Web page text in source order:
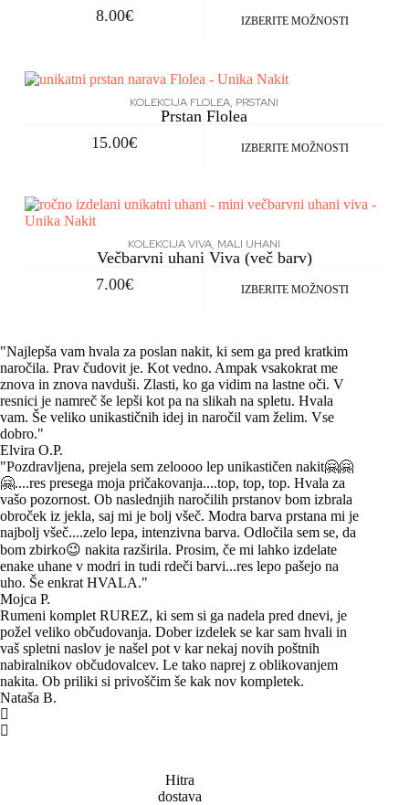
8.00€ IZBERITE MOŽNOSTI
KOLEKCIJA FLOLEA, PRSTANI
Prstan Flolea
15.00€ IZBERITE MOŽNOSTI
KOLEKCIJA VIVA, MALI UHANI
Večbarvni uhani Viva (več barv)
7.00€ IZBERITE MOŽNOSTI
"Najlepša vam hvala za poslan nakit, ki sem ga pred kratkim
naročila. Prav čudovit je. Kot vedno. Ampak vsakokrat me
znova in znova navduši. Zlasti, ko ga vidim na lastne oči. V
resnici je namreč še lepši kot pa na slikah na spletu. Hvala
vam. Še veliko unikastičnih idej in naročil vam želim. Vse
dobro."
Elvira O.P.
"Pozdravljena, prejela sem zeloooo lep unikastičen nakit🤗🤗
🤗....res presega moja pričakovanja....top, top, top. Hvala za
vašo pozornost. Ob naslednjih naročilih prstanov bom izbrala
obroček iz jekla, saj mi je bolj všeč. Modra barva prstana mi je
najbolj všeč....zelo lepa, intenzivna barva. Odločila sem se, da
bom zbirko😉 nakita razširila. Prosim, če mi lahko izdelate
enake uhane v modri in tudi rdeči barvi...res lepo pašejo na
uho. Še enkrat HVALA."
Mojca P.
Rumeni komplet RUREZ, ki sem si ga nadela pred dnevi, je
požel veliko občudovanja. Dober izdelek se kar sam hvali in
vaš spletni naslov je našel pot v kar nekaj novih poštnih
nabiralnikov občudovalcev. Le tako naprej z oblikovanjem
nakita. Ob priliki si privoščim še kak nov kompletek.
Nataša B.
Hitra
dostava